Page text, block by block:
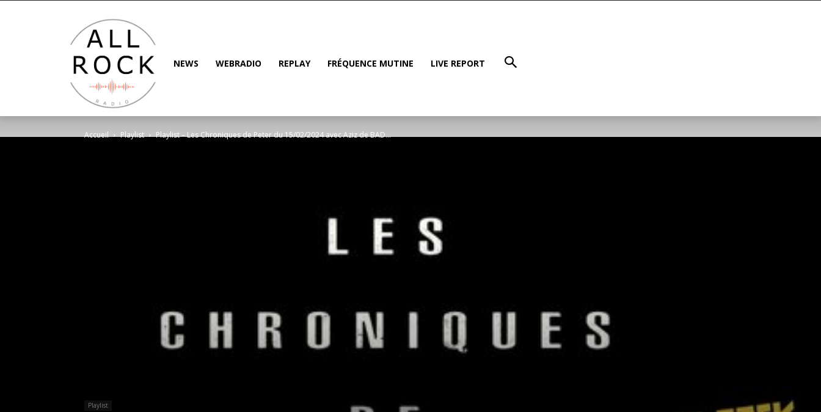
NEWS WEBRADIO REPLAY FRÉQUENCE MUTINE LIVE REPORT
Accueil Playlist Playlist – Les Chroniques de Peter du 15/02/2024 avec Aziz de BAD...
Playlist